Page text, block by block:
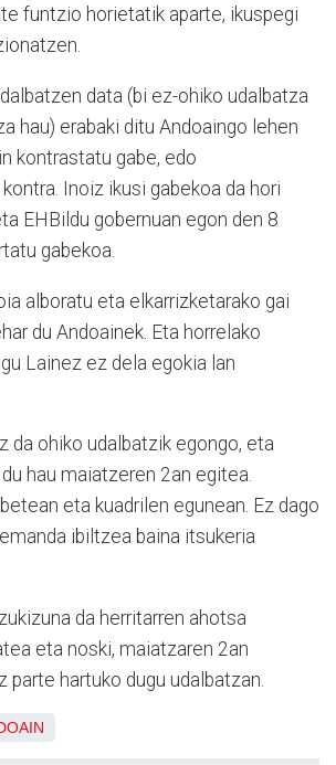
funtzio horietatik aparte, ikuspegi
data (bi ez-ohiko udalbatza
hau) erabaki ditu Andoaingo lehen
kontrastatu gabe, edo
Inoiz ikusi gabekoa da hori
EHBildu gobernuan egon den 8
gabekoa.
alboratu eta elkarrizketarako gai
du Andoainek. Eta horrelako
Lainez ez dela egokia lan
da ohiko udalbatzik egongo, eta
hau maiatzeren 2an egitea.
eta kuadrilen egunean. Ez dago
ibiltzea baina itsukeria
da herritarren ahotsa
eta noski, maiatzaren 2an
parte hartuko dugu udalbatzan.